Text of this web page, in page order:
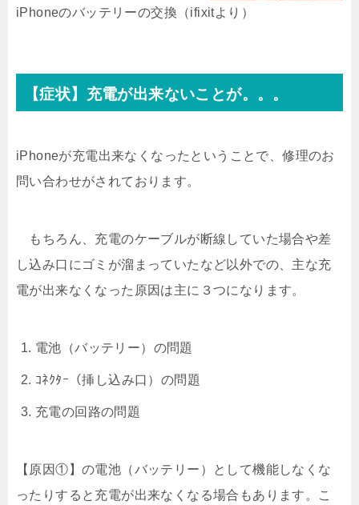
iPhoneのバッテリーの交換（ifixitより）
【症状】充電が出来ないことが。。。
iPhoneが充電出来なくなったということで、修理のお
問い合わせがされております。
もちろん、充電のケーブルが断線していた場合や差
し込み口にゴミが溜まっていたなど以外での、主な充
電が出来なくなった原因は主に３つになります。
電池（バッテリー）の問題
ｺﾈｸﾀｰ（挿し込み口）の問題
充電の回路の問題
【原因①】の電池（バッテリー）として機能しなくな
ったりすると充電が出来なくなる場合もあります。こ